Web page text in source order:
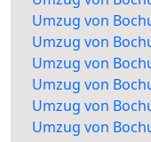
Umzug von
Umzug von
Umzug von
Umzug von
Umzug von
Umzug von